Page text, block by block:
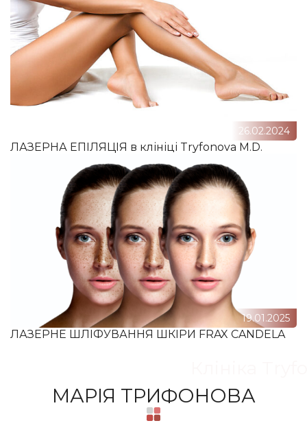
26.02.2024
ЛАЗЕРНА ЕПІЛЯЦІЯ в клініці Tryfonova M.D.
19.01.2025
ЛАЗЕРНЕ ШЛІФУВАННЯ ШКІРИ FRAX CANDELA
МАРІЯ ТРИФОНОВА